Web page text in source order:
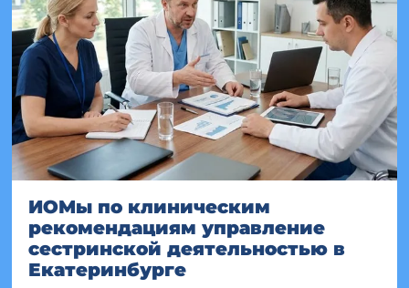
ИОМы по клиническим
рекомендациям управление
сестринской деятельностью в
Екатеринбурге